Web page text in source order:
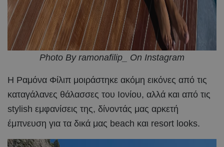
Photo By ramonafilip_ On Instagram
Η Ραμόνα Φίλιπ μοιράστηκε ακόμη εικόνες από τις
καταγάλανες θάλασσες του Ιονίου, αλλά και από τις
stylish εμφανίσεις της, δίνοντάς μας αρκετή
έμπνευση για τα δικά μας beach και resort looks.